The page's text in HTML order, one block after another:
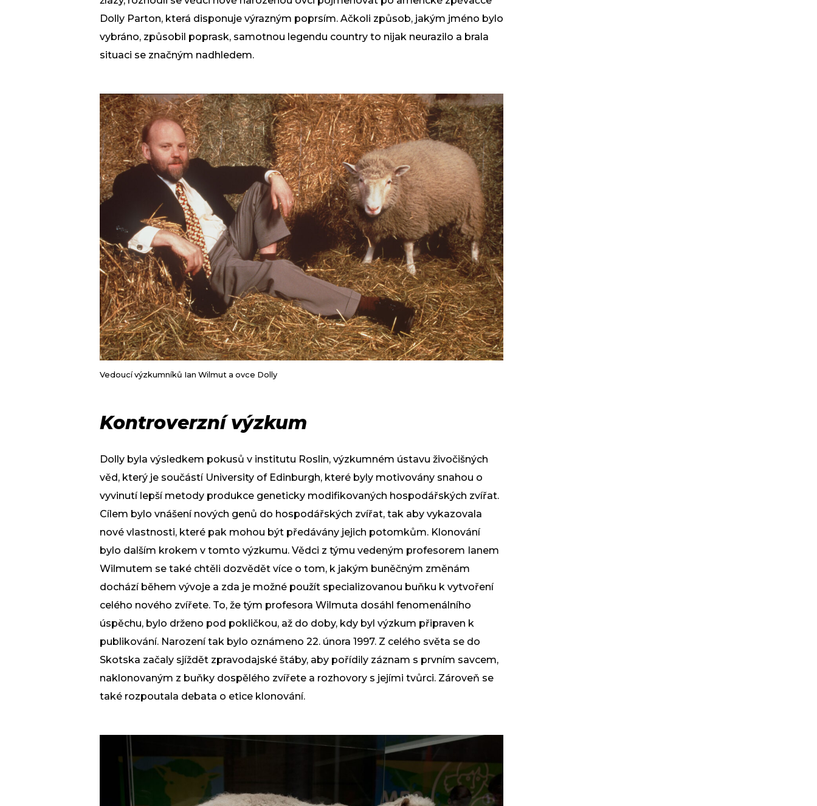
Dolly Parton, která disponuje výrazným poprsím. Ačkoli způsob, jakým jméno bylo
vybráno, způsobil poprask, samotnou legendu country to nijak neurazilo a brala
situaci se značným nadhledem.
Vedoucí výzkumníků Ian Wilmut a ovce Dolly
Kontroverzní výzkum
Dolly byla výsledkem pokusů v institutu Roslin, výzkumném ústavu živočišných
věd, který je součástí University of Edinburgh, které byly motivovány snahou o
vyvinutí lepší metody produkce geneticky modifikovaných hospodářských zvířat.
Cílem bylo vnášení nových genů do hospodářských zvířat, tak aby vykazovala
nové vlastnosti, které pak mohou být předávány jejich potomkům. Klonování
bylo dalším krokem v tomto výzkumu. Vědci z týmu vedeným profesorem Ianem
Wilmutem se také chtěli dozvědět více o tom, k jakým buněčným změnám
dochází během vývoje a zda je možné použít specializovanou buňku k vytvoření
celého nového zvířete. To, že tým profesora Wilmuta dosáhl fenomenálního
úspěchu, bylo drženo pod pokličkou, až do doby, kdy byl výzkum připraven k
publikování. Narození tak bylo oznámeno 22. února 1997. Z celého světa se do
Skotska začaly sjíždět zpravodajské štáby, aby pořídily záznam s prvním savcem,
naklonovaným z buňky dospělého zvířete a rozhovory s jejími tvůrci. Zároveň se
také rozpoutala debata o etice klonování.